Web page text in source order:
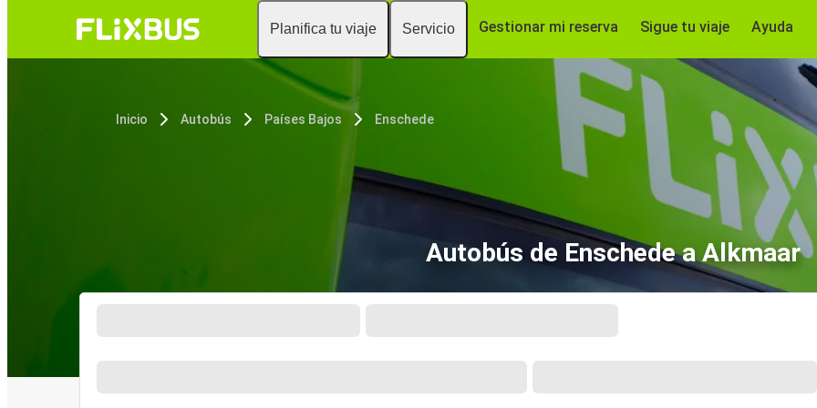
Planifica tu viaje Servicio Gestionar mi reserva Sigue tu viaje Ayuda
Inicio Autobús Países Bajos Enschede
Autobús de Enschede a Alkmaar